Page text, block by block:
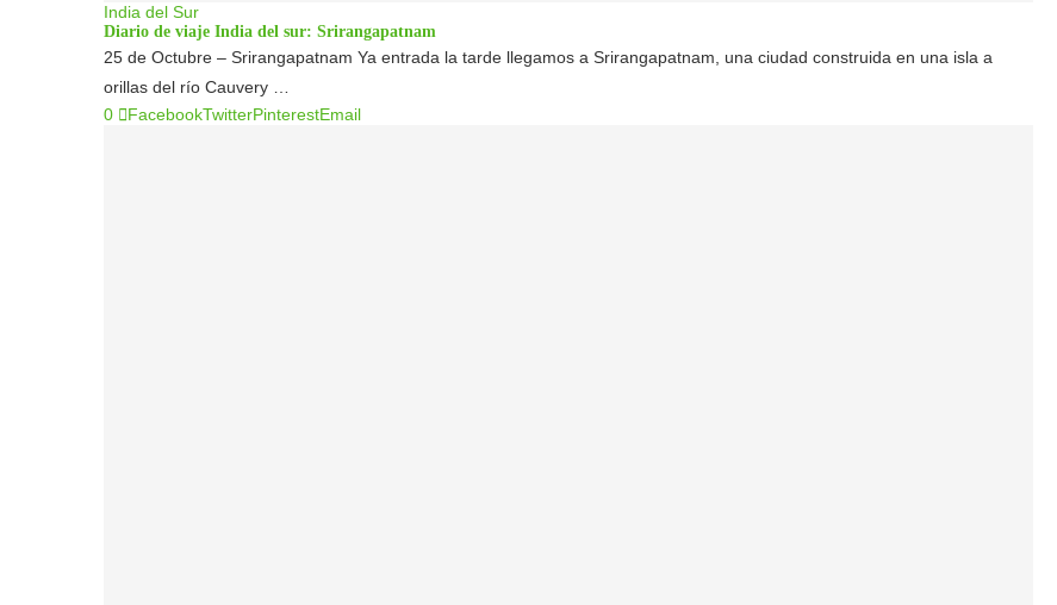
India del Sur
Diario de viaje India del sur: Srirangapatnam
25 de Octubre – Srirangapatnam Ya entrada la tarde llegamos a Srirangapatnam, una ciudad construida en una isla a
orillas del río Cauvery …
0
FacebookTwitterPinterestEmail